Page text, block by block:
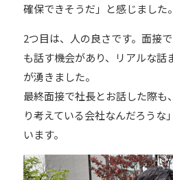
確保できそうだ」と感じました。
2つ目は、人の良さです。面接
も話す機会があり、リアルな話
が湧きました。
最終面接で社長とお話した際も
り考えている会社なんだろうな
います。